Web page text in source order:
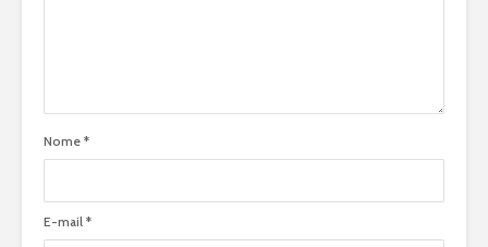
Nome *
E-mail *